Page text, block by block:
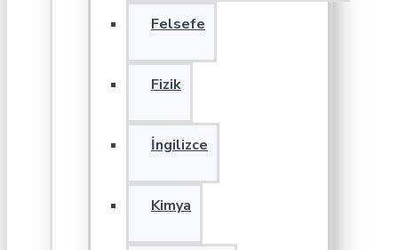
Felsefe
Fizik
İngilizce
Kimya